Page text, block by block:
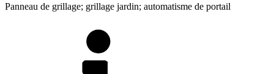
Panneau de grillage; grillage jardin; automatisme de portail